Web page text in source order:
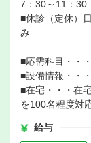
7：30～11：30
■休診（定休）
み
■応需科目・・
■設備情報・・
■在宅・・・在
を100名程度対
給与